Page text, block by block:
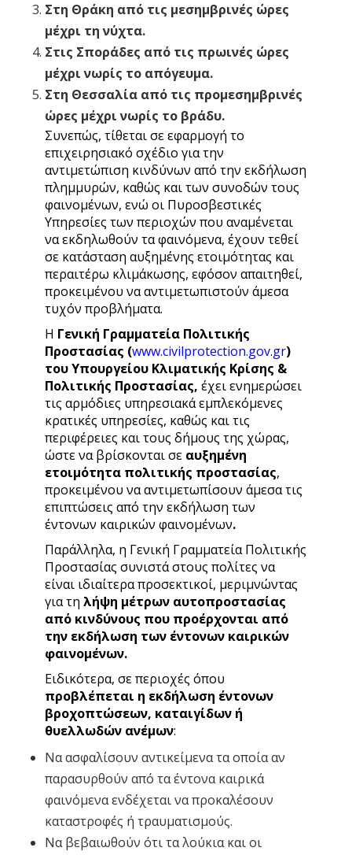
Στη Θράκη από τις μεσημβρινές ώρες
μέχρι τη νύχτα.
Στις Σποράδες από τις πρωινές ώρες
μέχρι νωρίς το απόγευμα.
Στη Θεσσαλία από τις προμεσημβρινές
ώρες μέχρι νωρίς το βράδυ.
Συνεπώς, τίθεται σε εφαρμογή το
επιχειρησιακό σχέδιο για την
αντιμετώπιση κινδύνων από την εκδήλωση
πλημμυρών, καθώς και των συνοδών τους
φαινομένων, ενώ οι Πυροσβεστικές
Υπηρεσίες των περιοχών που αναμένεται
να εκδηλωθούν τα φαινόμενα, έχουν τεθεί
σε κατάσταση αυξημένης ετοιμότητας και
περαιτέρω κλιμάκωσης, εφόσον απαιτηθεί,
προκειμένου να αντιμετωπιστούν άμεσα
τυχόν προβλήματα.
Η Γενική Γραμματεία Πολιτικής
Προστασίας (www.civilprotection.gov.gr)
του Υπουργείου Κλιματικής Κρίσης &
Πολιτικής Προστασίας, έχει ενημερώσει
τις αρμόδιες υπηρεσιακά εμπλεκόμενες
κρατικές υπηρεσίες, καθώς και τις
περιφέρειες και τους δήμους της χώρας,
ώστε να βρίσκονται σε αυξημένη
ετοιμότητα πολιτικής προστασίας,
προκειμένου να αντιμετωπίσουν άμεσα τις
επιπτώσεις από την εκδήλωση των
έντονων καιρικών φαινομένων.
Παράλληλα, η Γενική Γραμματεία Πολιτικής
Προστασίας συνιστά στους πολίτες να
είναι ιδιαίτερα προσεκτικοί, μεριμνώντας
για τη λήψη μέτρων αυτοπροστασίας
από κινδύνους που προέρχονται από
την εκδήλωση των έντονων καιρικών
φαινομένων.
Ειδικότερα, σε περιοχές όπου
προβλέπεται η εκδήλωση έντονων
βροχοπτώσεων, καταιγίδων ή
θυελλωδών ανέμων:
Να ασφαλίσουν αντικείμενα τα οποία αν
παρασυρθούν από τα έντονα καιρικά
φαινόμενα ενδέχεται να προκαλέσουν
καταστροφές ή τραυματισμούς.
Να βεβαιωθούν ότι τα λούκια και οι